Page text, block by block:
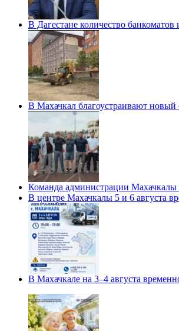
В Дагестане количество
В Махачкал благоустраивают
Команда администрации Махачкалы
В центре Махачкалы 5 и 6 августа
В Махачкале на 3–4 августа